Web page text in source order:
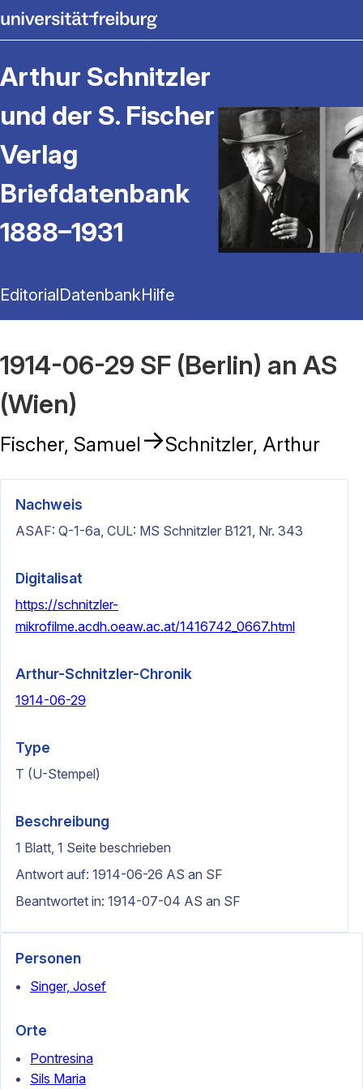
Arthur Schnitzler
und der S. Fischer
Verlag
Briefdatenbank
1888–1931
EditorialDatenbankHilfe
1914-06-29 SF (Berlin) an AS
(Wien)
Fischer, Samuel →Schnitzler, Arthur
Nachweis
ASAF: Q-1-6a, CUL: MS Schnitzler B121, Nr. 343
Digitalisat
https://schnitzler-
mikrofilme.acdh.oeaw.ac.at/1416742_0667.html
Arthur-Schnitzler-Chronik
1914-06-29
Type
T (U-Stempel)
Beschreibung
1 Blatt, 1 Seite beschrieben
Antwort auf: 1914-06-26 AS an SF
Beantwortet in: 1914-07-04 AS an SF
Personen
Singer, Josef
Orte
Pontresina
Sils Maria